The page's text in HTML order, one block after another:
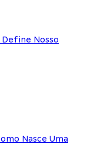
Nosso
Nasce Uma